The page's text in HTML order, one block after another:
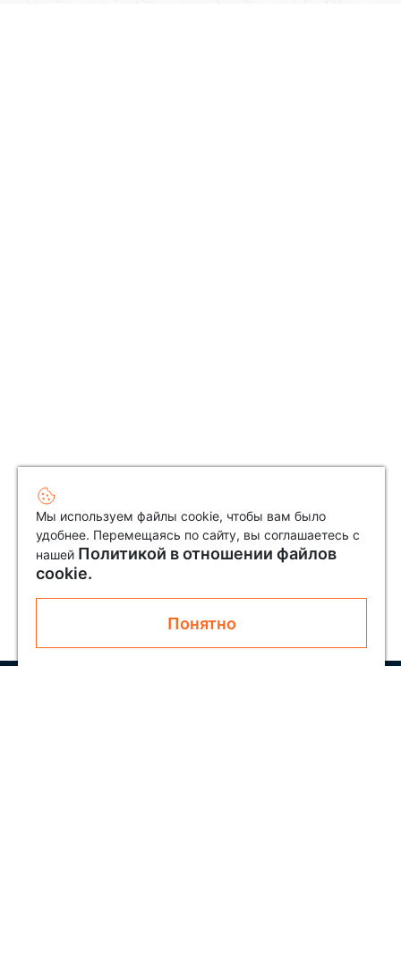
Мы используем файлы cookie, чтобы вам было
удобнее. Перемещаясь по сайту, вы соглашаетесь с
нашей Политикой в отношении файлов
cookie.
Понятно